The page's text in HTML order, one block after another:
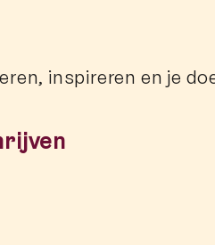
inspireren en je